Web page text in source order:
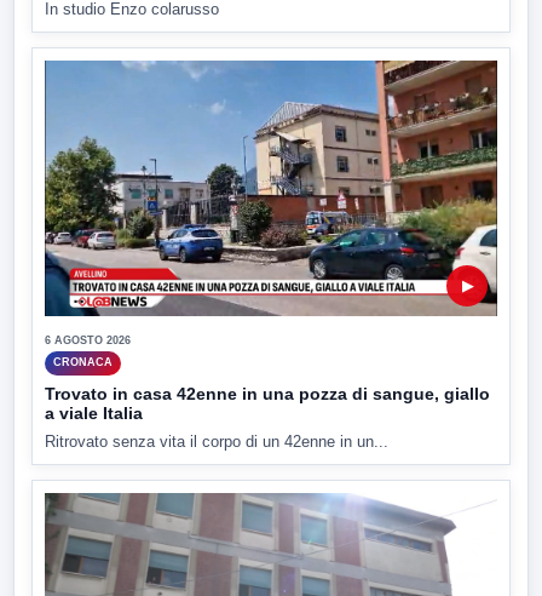
In studio Enzo colarusso
▶
6 AGOSTO 2026
CRONACA
Trovato in casa 42enne in una pozza di sangue, giallo
a viale Italia
Ritrovato senza vita il corpo di un 42enne in un...